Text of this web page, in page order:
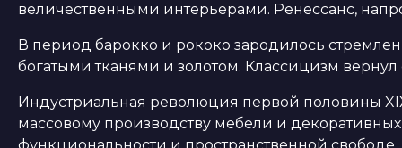
величественными интерьерами. Ренессанс,
В период барокко и рококо зародилось
богатыми тканями и золотом. Классицизм
Индустриальная революция первой половины
массовому производству мебели и